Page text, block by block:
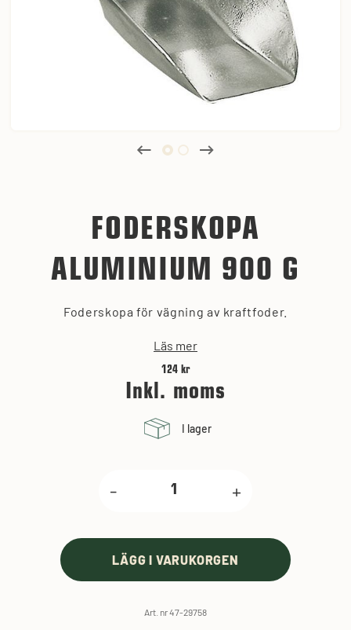
FODERSKOPA
ALUMINIUM 900 G
Foderskopa för vägning av kraftfoder.
Läs mer
124 kr
Inkl. moms
I lager
- +
LÄGG I VARUKORGEN
Art. nr 47-29758